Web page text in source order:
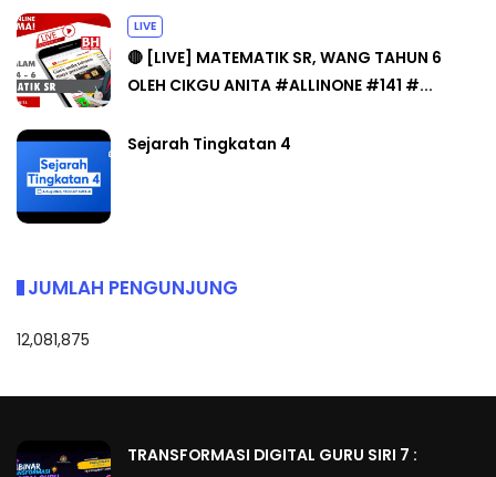
LIVE
🔴 [LIVE] MATEMATIK SR, WANG TAHUN 6
OLEH CIKGU ANITA #ALLINONE #141 #...
Sejarah Tingkatan 4
JUMLAH PENGUNJUNG
12,081,875
TRANSFORMASI DIGITAL GURU SIRI 7 :